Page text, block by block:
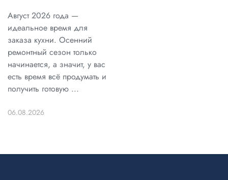
Август 2026 года —
идеальное время для
заказа кухни. Осенний
ремонтный сезон только
начинается, а значит, у вас
есть время всё продумать и
получить готовую ...
06.08.2026